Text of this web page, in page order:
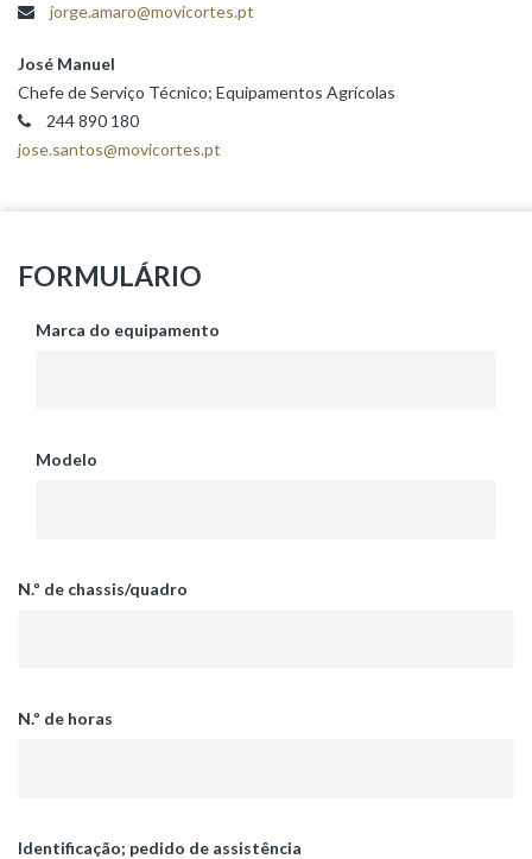
jorge.amaro@movicortes.pt
José Manuel
Chefe de Serviço Técnico; Equipamentos Agrícolas
244 890 180
jose.santos@movicortes.pt
FORMULÁRIO
Marca do equipamento
Modelo
N.º de chassis/quadro
N.º de horas
Identificação; pedido de assistência